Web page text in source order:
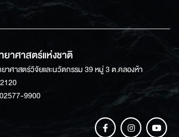
าศาสตร์แห่งชาติ
าศาสตร์วิจัยและนวัตกรรม 39 หมู่ 3 ต.คลองห้า
9900